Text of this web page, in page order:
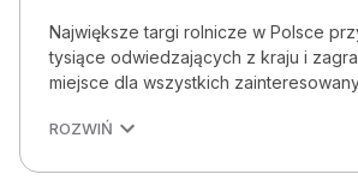
Największe targi rolnicze w Polsce
tysiące odwiedzających z kraju i
miejsce dla wszystkich
ROZWIŃ